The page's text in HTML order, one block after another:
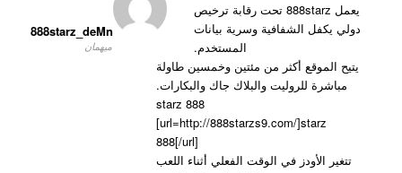
888starz_deMn
میهمان
يعمل 888starz تحت رقابة ترخيص
دولي يكفل الشفافية وسرية بيانات
المستخدم.
يتيح الموقع أكثر من مئتين وخمسين طاولة
مباشرة للروليت والبلاك جاك والبكارات.
888 starz
[url=http://888starzs9.com/]starz
888[/url]
تتغير الأودز في الوقت الفعلي أثناء اللعب